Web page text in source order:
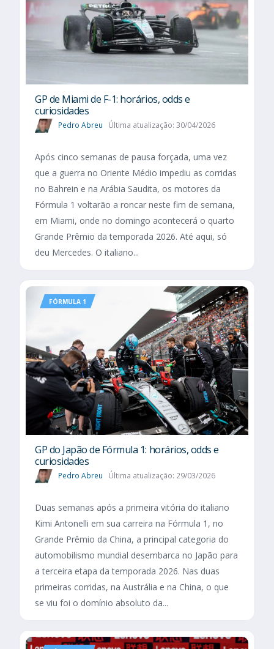
GP de Miami de F-1: horários, odds e
curiosidades
Pedro Abreu Última atualização: 30/04/2026
Após cinco semanas de pausa forçada, uma vez
que a guerra no Oriente Médio impediu as corridas
no Bahrein e na Arábia Saudita, os motores da
Fórmula 1 voltarão a roncar neste fim de semana,
em Miami, onde no domingo acontecerá o quarto
Grande Prêmio da temporada 2026. Até aqui, só
deu Mercedes. O italiano...
FÓRMULA 1
GP do Japão de Fórmula 1: horários, odds e
curiosidades
Pedro Abreu Última atualização: 29/03/2026
Duas semanas após a primeira vitória do italiano
Kimi Antonelli em sua carreira na Fórmula 1, no
Grande Prêmio da China, a principal categoria do
automobilismo mundial desembarca no Japão para
a terceira etapa da temporada 2026. Nas duas
primeiras corridas, na Austrália e na China, o que
se viu foi o domínio absoluto da...